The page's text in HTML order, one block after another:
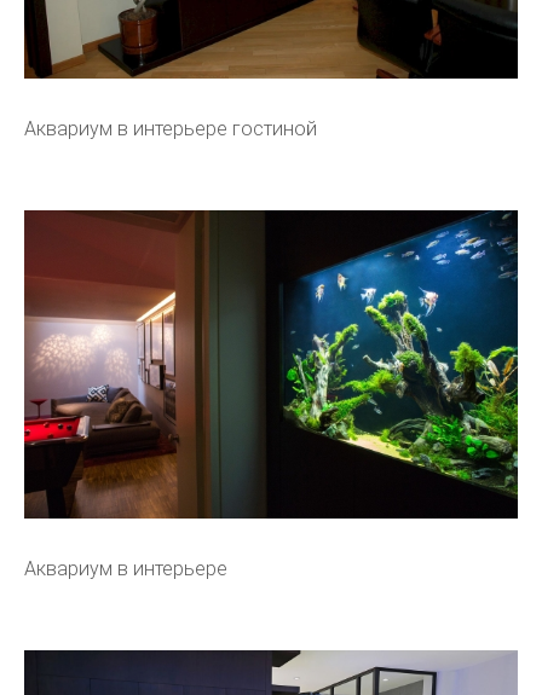
Аквариум в интерьере гостиной
Аквариум в интерьере